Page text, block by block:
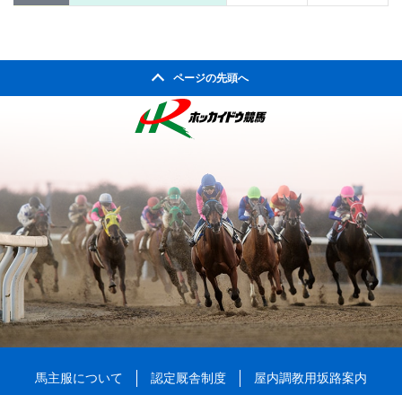
ページの先頭へ
馬主服について 認定厩舎制度 屋内調教用坂路案内